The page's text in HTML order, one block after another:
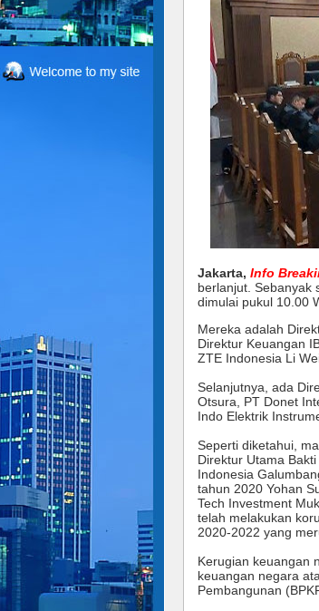
Jakarta, Info
berlanjut. Sebanyak
dimulai pukul 10.00
Mereka adalah
Direktur Keuangan
ZTE Indonesia Li
Selanjutnya, ada
Otsura, PT Donet
Indo Elektrik
Seperti diketahui,
Direktur Utama
Indonesia
tahun 2020 Yohan
Tech Investment
telah melakukan
2020-2022 yang
Kerugian keuangan
keuangan negara
Pembangunan